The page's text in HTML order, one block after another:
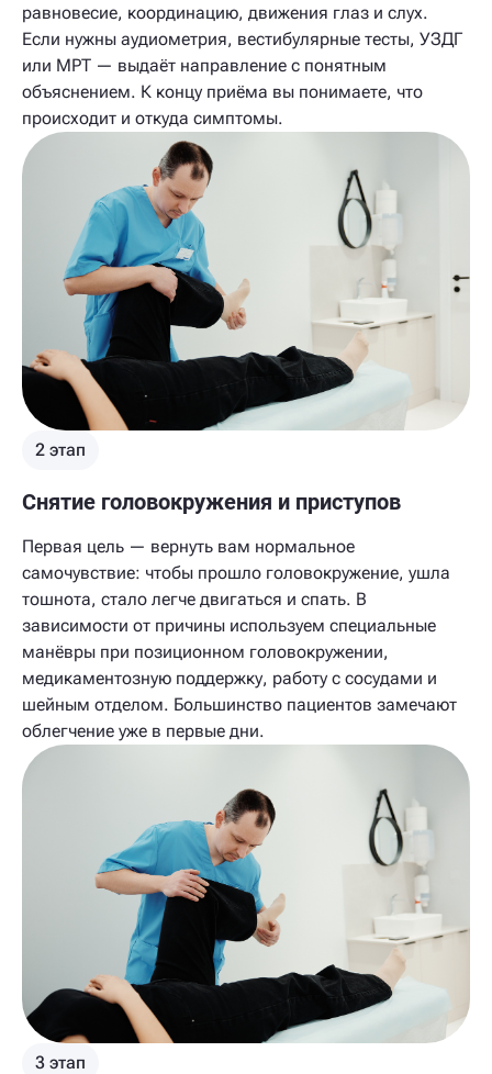
равновесие, координацию, движения глаз и слух.
Если нужны аудиометрия, вестибулярные тесты, УЗДГ
или МРТ — выдаёт направление с понятным
объяснением. К концу приёма вы понимаете, что
происходит и откуда симптомы.
2 этап
Снятие головокружения и приступов
Первая цель — вернуть вам нормальное
самочувствие: чтобы прошло головокружение, ушла
тошнота, стало легче двигаться и спать. В
зависимости от причины используем специальные
манёвры при позиционном головокружении,
медикаментозную поддержку, работу с сосудами и
шейным отделом. Большинство пациентов замечают
облегчение уже в первые дни.
3 этап